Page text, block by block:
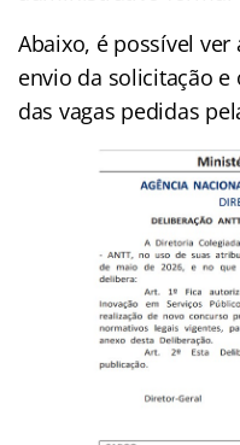
Abaixo, é possível
envio da solicitação
das vagas pedidas